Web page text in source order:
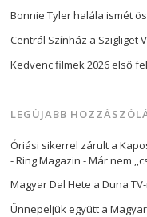
Bonnie Tyler halála ismét
Centrál Színház a Szigliget
Kedvenc filmek 2026 első
LEGÚJABB
Óriási sikerrel zárult a
- Ring Magazin -Már nem
Magyar Dal Hete a Duna
Ünnepeljük együtt a